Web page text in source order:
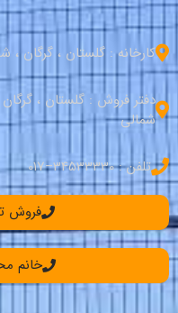
کارخانه : گلستان ، گرگان
شمالی
تلفن : 34533330–017
فروش تهران:
خانم محمدی: